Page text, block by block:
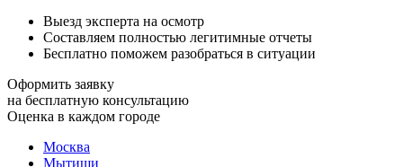
Выезд эксперта на осмотр
Составляем полностью легитимные отчеты
Бесплатно поможем разобраться в ситуации
Оформить заявку
на бесплатную консультацию
Оценка в каждом городе
Москва
Мытищи